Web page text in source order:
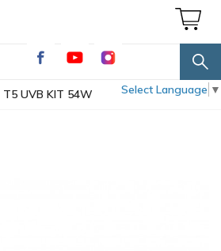
Select Language ▼
T5 UVB KIT 54W